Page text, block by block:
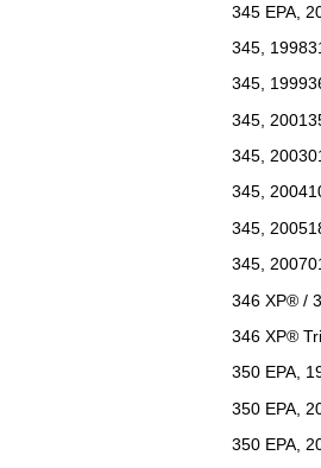
345 EPA,
345,
345,
345,
345,
345,
345,
345,
346 XP® /
346 XP®
350 EPA,
350 EPA,
350 EPA,